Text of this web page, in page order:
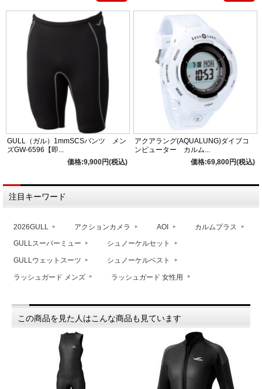
GULL（ガル）1mmSCSパンツ メン
ズGW-6596【即...
価格:9,900円(税込)
アクアラング(AQUALUNG)ダイブコ
ンピューター カルム...
価格:69,800円(税込)
注目キーワード
2026GULL アクションカメラ AOI カルムプラス
GULLスーパーミュー シュノーケルセット
GULLウェットスーツ シュノーケルベスト
ラッシュガード メンズ ラッシュガード 女性用
この商品を見た人はこんな商品も見ています